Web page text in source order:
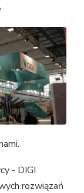
- DIGI
rozwiązań